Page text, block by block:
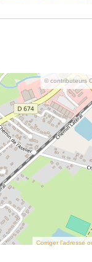
© contributeurs
Corriger l’adresse